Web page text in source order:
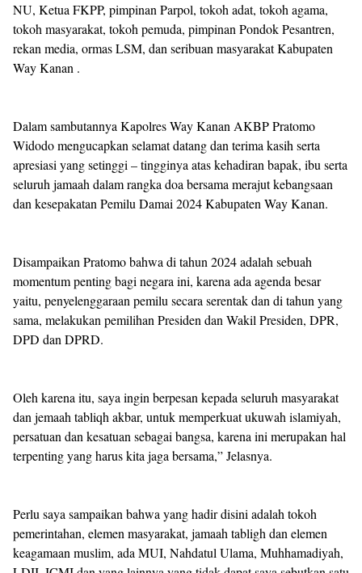
NU, Ketua FKPP, pimpinan Parpol, tokoh adat, tokoh agama,
tokoh masyarakat, tokoh pemuda, pimpinan Pondok Pesantren,
rekan media, ormas LSM, dan seribuan masyarakat Kabupaten
Way Kanan .
Dalam sambutannya Kapolres Way Kanan AKBP Pratomo
Widodo mengucapkan selamat datang dan terima kasih serta
apresiasi yang setinggi – tingginya atas kehadiran bapak, ibu serta
seluruh jamaah dalam rangka doa bersama merajut kebangsaan
dan kesepakatan Pemilu Damai 2024 Kabupaten Way Kanan.
Disampaikan Pratomo bahwa di tahun 2024 adalah sebuah
momentum penting bagi negara ini, karena ada agenda besar
yaitu, penyelenggaraan pemilu secara serentak dan di tahun yang
sama, melakukan pemilihan Presiden dan Wakil Presiden, DPR,
DPD dan DPRD.
Oleh karena itu, saya ingin berpesan kepada seluruh masyarakat
dan jemaah tabliqh akbar, untuk memperkuat ukuwah islamiyah,
persatuan dan kesatuan sebagai bangsa, karena ini merupakan hal
terpenting yang harus kita jaga bersama,” Jelasnya.
Perlu saya sampaikan bahwa yang hadir disini adalah tokoh
pemerintahan, elemen masyarakat, jamaah tabligh dan elemen
keagamaan muslim, ada MUI, Nahdatul Ulama, Muhhamadiyah,